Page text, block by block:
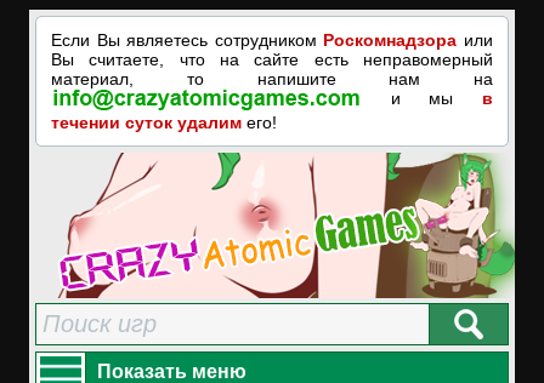
Если Вы являетесь сотрудником Роскомнадзора или
Вы считаете, что на сайте есть неправомерный
материал, то напишите нам на
и мы в
течении суток удалим его!
Показать меню